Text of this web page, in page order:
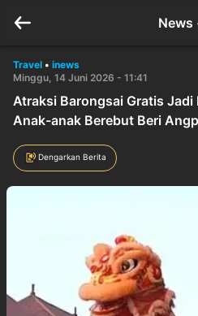
News
Travel • inews
Minggu, 14 Juni 2026 - 11:41
Atraksi Barongsai Gratis Jadi
Anak-anak Berebut Beri
Dengarkan Berita